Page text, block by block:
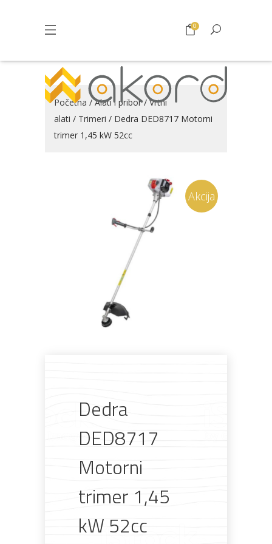
0
Početna /Alati i pribor/Vrtni
alati / Trimeri / Dedra DED8717 Motorni
trimer 1,45 kW 52cc
Akcija
Dedra
DED8717
Motorni
trimer 1,45
kW 52cc